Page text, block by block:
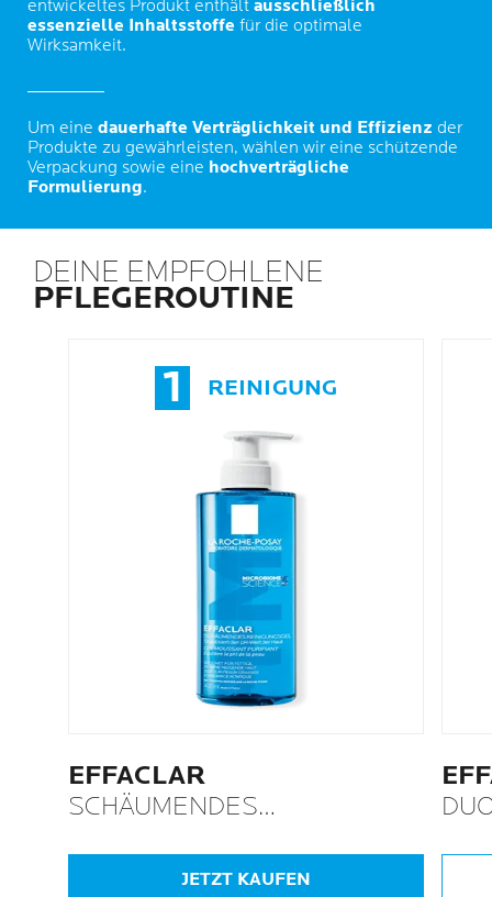
entwickeltes Produkt enthält ausschließlich
essenzielle Inhaltsstoffe für die optimale
Wirksamkeit.
Um eine dauerhafte Verträglichkeit und Effizienz der
Produkte zu gewährleisten, wählen wir eine schützende
Verpackung sowie eine hochverträgliche
Formulierung.
DEINE EMPFOHLENE
PFLEGEROUTINE
1 REINIGUNG
EFFACLAR
SCHÄUMENDES
JETZT KAUFEN